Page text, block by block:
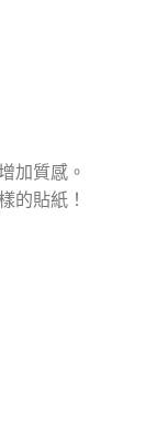
加質感。
的貼紙！